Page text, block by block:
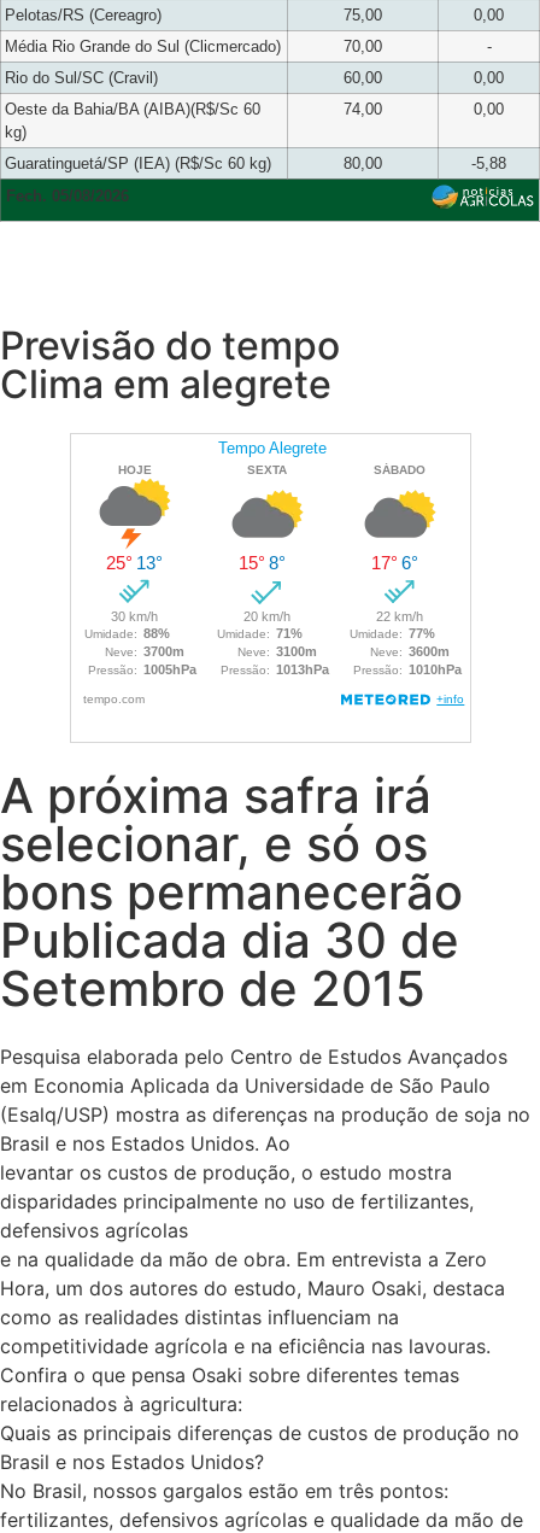
Pelotas/RS (Cereagro)
75,00
0,00
Média Rio Grande do Sul (Clicmercado)
70,00
-
Rio do Sul/SC (Cravil)
60,00
0,00
Oeste da Bahia/BA (AIBA)(R$/Sc 60
kg)
74,00 0,00
Guaratinguetá/SP (IEA) (R$/Sc 60 kg) 80,00
-5,88
Fech. 05/08/2026
Previsão do tempo
Clima em alegrete
A próxima safra irá
selecionar, e só os
bons permanecerão
Publicada dia 30 de
Setembro de 2015
Pesquisa elaborada pelo Centro de Estudos Avançados
em Economia Aplicada da Universidade de São Paulo
(Esalq/USP) mostra as diferenças na produção de soja no
Brasil e nos Estados Unidos. Ao
levantar os custos de produção, o estudo mostra
disparidades principalmente no uso de fertilizantes,
defensivos agrícolas
e na qualidade da mão de obra. Em entrevista a Zero
Hora, um dos autores do estudo, Mauro Osaki, destaca
como as realidades distintas influenciam na
competitividade agrícola e na eficiência nas lavouras.
Confira o que pensa Osaki sobre diferentes temas
relacionados à agricultura:
Quais as principais diferenças de custos de produção no
Brasil e nos Estados Unidos?
No Brasil, nossos gargalos estão em três pontos:
fertilizantes, defensivos agrícolas e qualidade da mão de